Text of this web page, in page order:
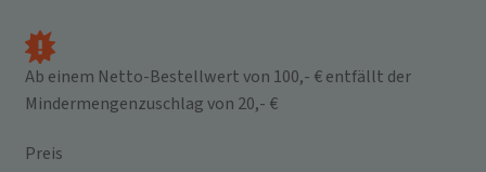
Ab einem Netto-Bestellwert von 100,- € entfällt der
Mindermengenzuschlag von 20,- €
Preis